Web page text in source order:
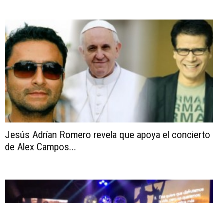
Jesús Adrían Romero revela que apoya el concierto
de Alex Campos...